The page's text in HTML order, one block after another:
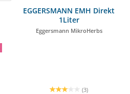
EGGERSMANN EMH Direkt
1Liter
Eggersmann MikroHerbs
(3)